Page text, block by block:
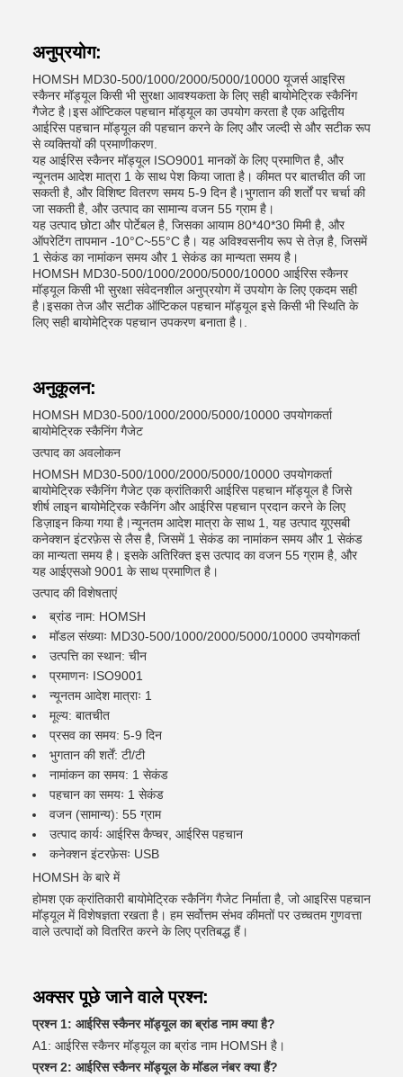
अनुप्रयोग:
HOMSH MD30-500/1000/2000/5000/10000 यूजर्स आइरिस
स्कैनर मॉड्यूल किसी भी सुरक्षा आवश्यकता के लिए सही बायोमेट्रिक स्कैनिंग
गैजेट है।इस ऑप्टिकल पहचान मॉड्यूल का उपयोग करता है एक अद्वितीय
आईरिस पहचान मॉड्यूल की पहचान करने के लिए और जल्दी से और सटीक रूप
से व्यक्तियों की प्रमाणीकरण.
यह आईरिस स्कैनर मॉड्यूल ISO9001 मानकों के लिए प्रमाणित है, और
न्यूनतम आदेश मात्रा 1 के साथ पेश किया जाता है। कीमत पर बातचीत की जा
सकती है, और विशिष्ट वितरण समय 5-9 दिन है।भुगतान की शर्तों पर चर्चा की
जा सकती है, और उत्पाद का सामान्य वजन 55 ग्राम है।
यह उत्पाद छोटा और पोर्टेबल है, जिसका आयाम 80*40*30 मिमी है, और
ऑपरेटिंग तापमान -10°C~55°C है। यह अविश्वसनीय रूप से तेज़ है, जिसमें
1 सेकंड का नामांकन समय और 1 सेकंड का मान्यता समय है।
HOMSH MD30-500/1000/2000/5000/10000 आईरिस स्कैनर
मॉड्यूल किसी भी सुरक्षा संवेदनशील अनुप्रयोग में उपयोग के लिए एकदम सही
है।इसका तेज और सटीक ऑप्टिकल पहचान मॉड्यूल इसे किसी भी स्थिति के
लिए सही बायोमेट्रिक पहचान उपकरण बनाता है।.
अनुकूलन:
HOMSH MD30-500/1000/2000/5000/10000 उपयोगकर्ता
बायोमेट्रिक स्कैनिंग गैजेट
उत्पाद का अवलोकन
HOMSH MD30-500/1000/2000/5000/10000 उपयोगकर्ता
बायोमेट्रिक स्कैनिंग गैजेट एक क्रांतिकारी आईरिस पहचान मॉड्यूल है जिसे
शीर्ष लाइन बायोमेट्रिक स्कैनिंग और आईरिस पहचान प्रदान करने के लिए
डिज़ाइन किया गया है।न्यूनतम आदेश मात्रा के साथ 1, यह उत्पाद यूएसबी
कनेक्शन इंटरफ़ेस से लैस है, जिसमें 1 सेकंड का नामांकन समय और 1 सेकंड
का मान्यता समय है। इसके अतिरिक्त इस उत्पाद का वजन 55 ग्राम है, और
यह आईएसओ 9001 के साथ प्रमाणित है।
उत्पाद की विशेषताएं
ब्रांड नाम: HOMSH
मॉडल संख्याः MD30-500/1000/2000/5000/10000 उपयोगकर्ता
उत्पत्ति का स्थान: चीन
प्रमाणनः ISO9001
न्यूनतम आदेश मात्राः 1
मूल्य: बातचीत
प्रसव का समय: 5-9 दिन
भुगतान की शर्तें: टी/टी
नामांकन का समय: 1 सेकंड
पहचान का समयः 1 सेकंड
वजन (सामान्य): 55 ग्राम
उत्पाद कार्यः आईरिस कैप्चर, आईरिस पहचान
कनेक्शन इंटरफ़ेसः USB
HOMSH के बारे में
होमश एक क्रांतिकारी बायोमेट्रिक स्कैनिंग गैजेट निर्माता है, जो आइरिस पहचान
मॉड्यूल में विशेषज्ञता रखता है। हम सर्वोत्तम संभव कीमतों पर उच्चतम गुणवत्ता
वाले उत्पादों को वितरित करने के लिए प्रतिबद्ध हैं।
अक्सर पूछे जाने वाले प्रश्न:
प्रश्न 1: आईरिस स्कैनर मॉड्यूल का ब्रांड नाम क्या है?
A1: आईरिस स्कैनर मॉड्यूल का ब्रांड नाम HOMSH है।
प्रश्न 2: आईरिस स्कैनर मॉड्यूल के मॉडल नंबर क्या हैं?